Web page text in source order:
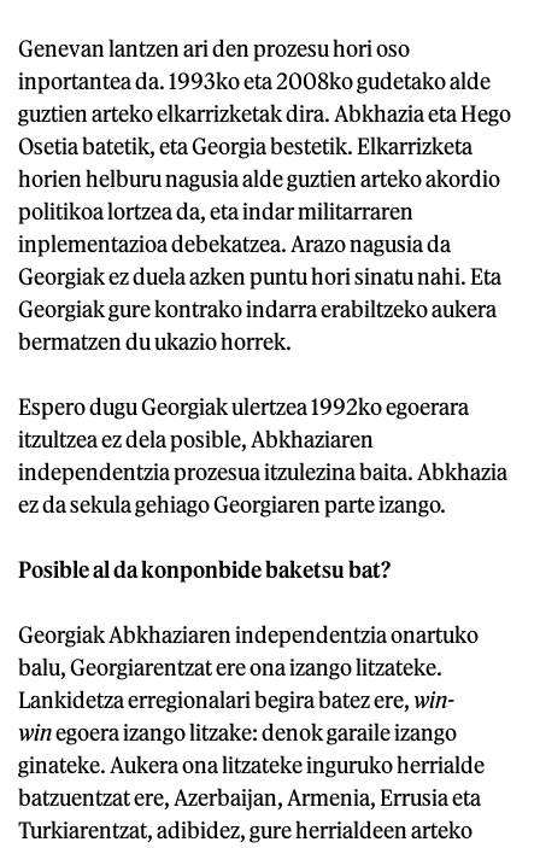
Genevan lantzen ari den prozesu hori oso
inportantea da. 1993ko eta 2008ko gudetako alde
guztien arteko elkarrizketak dira. Abkhazia eta Hego
Osetia batetik, eta Georgia bestetik. Elkarrizketa
horien helburu nagusia alde guztien arteko akordio
politikoa lortzea da, eta indar militarraren
inplementazioa debekatzea. Arazo nagusia da
Georgiak ez duela azken puntu hori sinatu nahi. Eta
Georgiak gure kontrako indarra erabiltzeko aukera
bermatzen du ukazio horrek.
Espero dugu Georgiak ulertzea 1992ko egoerara
itzultzea ez dela posible, Abkhaziaren
independentzia prozesua itzulezina baita. Abkhazia
ez da sekula gehiago Georgiaren parte izango.
Posible al da konponbide baketsu bat?
Georgiak Abkhaziaren independentzia onartuko
balu, Georgiarentzat ere ona izango litzateke.
Lankidetza erregionalari begira batez ere,win-
winegoera izango litzake: denok garaile izango
ginateke. Aukera ona litzateke inguruko herrialde
batzuentzat ere, Azerbaijan, Armenia, Errusia eta
Turkiarentzat, adibidez, gure herrialdeen arteko